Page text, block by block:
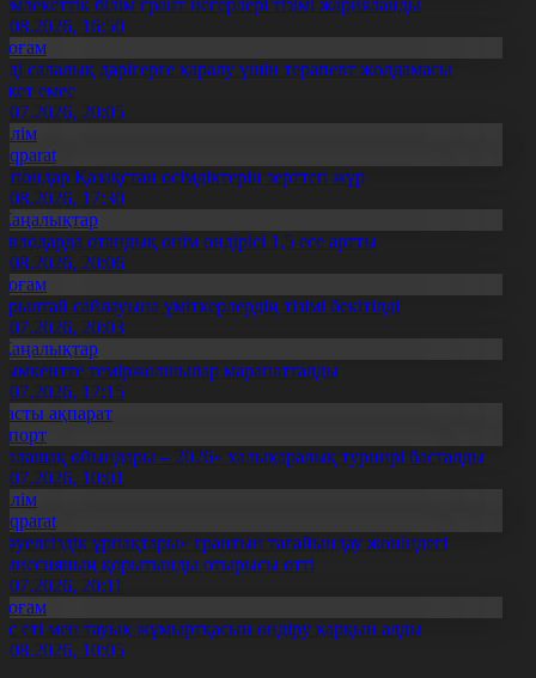
16:50
салалық дәрігерге қаралу үшін терапевт жолдамасы
емес
20:05
Қазақстан өсімдіктерін зерттеп жүр
17:30
отандық өнім өндірісі 1,5 есе артты
20:06
сайлауына үміткерлердің тізімі бекітілді
20:03
теміржолшылар марапатталды
17:15
ақпарат
ойындары – 2026» халықаралық турнирі басталды
10:01
ұрпақтары» грантын тағайындау жөніндегі
қорытынды отырысы өтті
20:11
еті мен тауық жұмыртқасын өндіру қарқын алды
10:05